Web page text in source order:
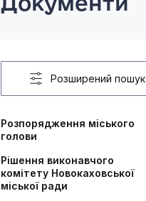
Розширений пошук
Розпорядження міського
голови
Рішення виконавчого
комітету Новокаховської
міської ради